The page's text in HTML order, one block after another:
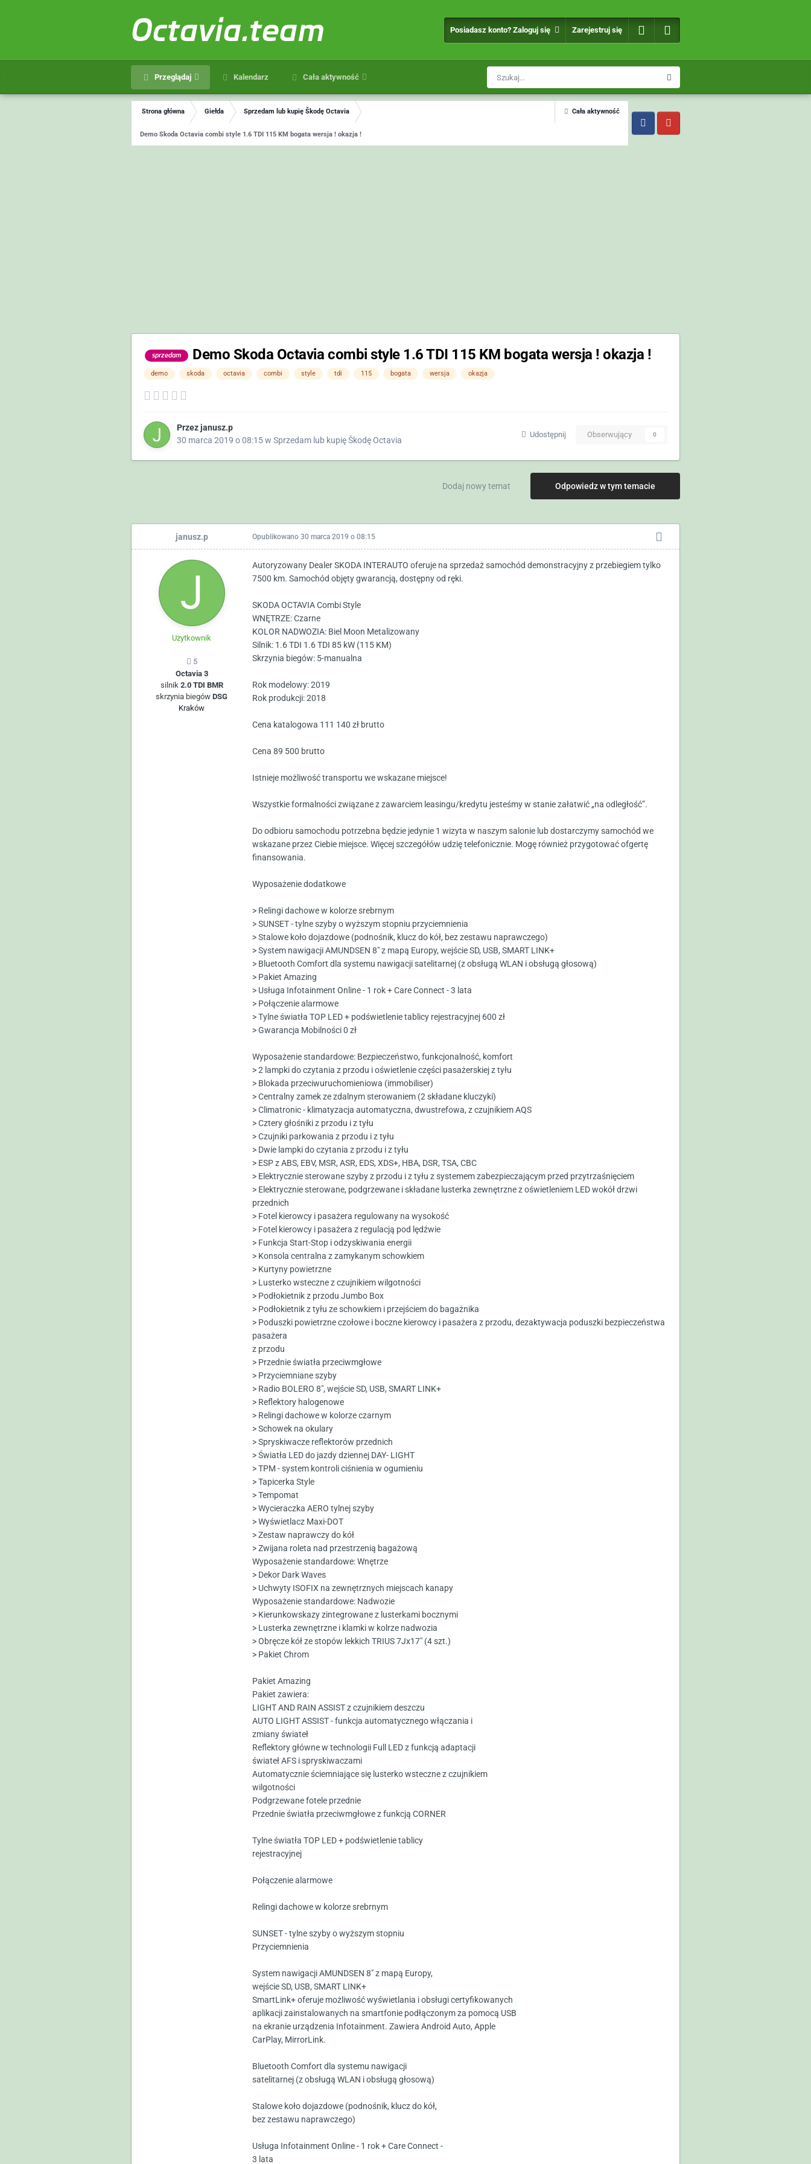
Octavia.team Posiadasz konto? Zaloguj się Zarejestruj się
Przeglądaj Kalendarz Cała aktywność
Cała aktywność
Strona główna Giełda Sprzedam lub kupię Škodę Octavia
Demo Skoda Octavia combi style 1.6 TDI 115 KM bogata wersja ! okazja !
sprzedam Demo Skoda Octavia combi style 1.6 TDI 115 KM bogata wersja ! okazja !
demo skoda octavia combi style tdi 115 bogata wersja okazja
Przezjanusz.p
30 marca 2019 o 08:15w Sprzedam lub kupię Škodę Octavia
Udostępnij Obserwujący 0
Odpowiedz w tym temacie
Dodaj nowy temat
janusz.p
Użytkownik
5
Octavia 3
silnik 2.0 TDI BMR
skrzynia biegówDSG
Kraków
Opublikowano 30 marca 2019 o 08:15
Autoryzowany Dealer SKODA INTERAUTO oferuje na sprzedaż samochód demonstracyjny z przebiegiem tylko
7500 km. Samochód objęty gwarancją, dostępny od ręki.
SKODA OCTAVIA Combi Style
WNĘTRZE: Czarne
KOLOR NADWOZIA: Biel Moon Metalizowany
Silnik: 1.6 TDI 1.6 TDI 85 kW (115 KM)
Skrzynia biegów: 5-manualna
Rok modelowy: 2019
Rok produkcji: 2018
Cena katalogowa 111 140 zł brutto
Cena 89 500 brutto
Istnieje możliwość transportu we wskazane miejsce!
Wszystkie formalności związane z zawarciem leasingu/kredytu jesteśmy w stanie załatwić „na odległość”.
Do odbioru samochodu potrzebna będzie jedynie 1 wizyta w naszym salonie lub dostarczymy samochód we
wskazane przez Ciebie miejsce. Więcej szczegółów udzię telefonicznie. Mogę również przygotować ofgertę
finansowania.
Wyposażenie dodatkowe
> Relingi dachowe w kolorze srebrnym
> SUNSET - tylne szyby o wyższym stopniu przyciemnienia
> Stalowe koło dojazdowe (podnośnik, klucz do kół, bez zestawu naprawczego)
> System nawigacji AMUNDSEN 8" z mapą Europy, wejście SD, USB, SMART LINK+
> Bluetooth Comfort dla systemu nawigacji satelitarnej (z obsługą WLAN i obsługą głosową)
> Pakiet Amazing
> Usługa Infotainment Online - 1 rok + Care Connect - 3 lata
> Połączenie alarmowe
> Tylne światła TOP LED + podświetlenie tablicy rejestracyjnej 600 zł
> Gwarancja Mobilności 0 zł
Wyposażenie standardowe: Bezpieczeństwo, funkcjonalność, komfort
> 2 lampki do czytania z przodu i oświetlenie części pasażerskiej z tyłu
> Blokada przeciwuruchomieniowa (immobiliser)
> Centralny zamek ze zdalnym sterowaniem (2 składane kluczyki)
> Climatronic - klimatyzacja automatyczna, dwustrefowa, z czujnikiem AQS
> Cztery głośniki z przodu i z tyłu
> Czujniki parkowania z przodu i z tyłu
> Dwie lampki do czytania z przodu i z tyłu
> ESP z ABS, EBV, MSR, ASR, EDS, XDS+, HBA, DSR, TSA, CBC
> Elektrycznie sterowane szyby z przodu i z tyłu z systemem zabezpieczającym przed przytrzaśnięciem
> Elektrycznie sterowane, podgrzewane i składane lusterka zewnętrzne z oświetleniem LED wokół drzwi
przednich
> Fotel kierowcy i pasażera regulowany na wysokość
> Fotel kierowcy i pasażera z regulacją pod lędźwie
> Funkcja Start-Stop i odzyskiwania energii
> Konsola centralna z zamykanym schowkiem
> Kurtyny powietrzne
> Lusterko wsteczne z czujnikiem wilgotności
> Podłokietnik z przodu Jumbo Box
> Podłokietnik z tyłu ze schowkiem i przejściem do bagażnika
> Poduszki powietrzne czołowe i boczne kierowcy i pasażera z przodu, dezaktywacja poduszki bezpieczeństwa
pasażera
z przodu
> Przednie światła przeciwmgłowe
> Przyciemniane szyby
> Radio BOLERO 8", wejście SD, USB, SMART LINK+
> Reflektory halogenowe
> Relingi dachowe w kolorze czarnym
> Schowek na okulary
> Spryskiwacze reflektorów przednich
> Światła LED do jazdy dziennej DAY- LIGHT
> TPM - system kontroli ciśnienia w ogumieniu
> Tapicerka Style
> Tempomat
> Wycieraczka AERO tylnej szyby
> Wyświetlacz Maxi-DOT
> Zestaw naprawczy do kół
> Zwijana roleta nad przestrzenią bagażową
Wyposażenie standardowe: Wnętrze
> Dekor Dark Waves
> Uchwyty ISOFIX na zewnętrznych miejscach kanapy
Wyposażenie standardowe: Nadwozie
> Kierunkowskazy zintegrowane z lusterkami bocznymi
> Lusterka zewnętrzne i klamki w kolrze nadwozia
> Obręcze kół ze stopów lekkich TRIUS 7Jx17" (4 szt.)
> Pakiet Chrom
Pakiet Amazing
Pakiet zawiera:
LIGHT AND RAIN ASSIST z czujnikiem deszczu
AUTO LIGHT ASSIST - funkcja automatycznego włączania i
zmiany świateł
Reflektory główne w technologii Full LED z funkcją adaptacji
świateł AFS i spryskiwaczami
Automatycznie ściemniające się lusterko wsteczne z czujnikiem
wilgotności
Podgrzewane fotele przednie
Przednie światła przeciwmgłowe z funkcją CORNER
Tylne światła TOP LED + podświetlenie tablicy
rejestracyjnej
Połączenie alarmowe
Relingi dachowe w kolorze srebrnym
SUNSET - tylne szyby o wyższym stopniu
Przyciemnienia
System nawigacji AMUNDSEN 8" z mapą Europy,
wejście SD, USB, SMART LINK+
SmartLink+ oferuje możliwość wyświetlania i obsługi certyfikowanych
aplikacji zainstalowanych na smartfonie podłączonym za pomocą USB
na ekranie urządzenia Infotainment. Zawiera Android Auto, Apple
CarPlay, MirrorLink.
Bluetooth Comfort dla systemu nawigacji
satelitarnej (z obsługą WLAN i obsługą głosową)
Stalowe koło dojazdowe (podnośnik, klucz do kół,
bez zestawu naprawczego)
Usługa Infotainment Online - 1 rok + Care Connect -
3 lata